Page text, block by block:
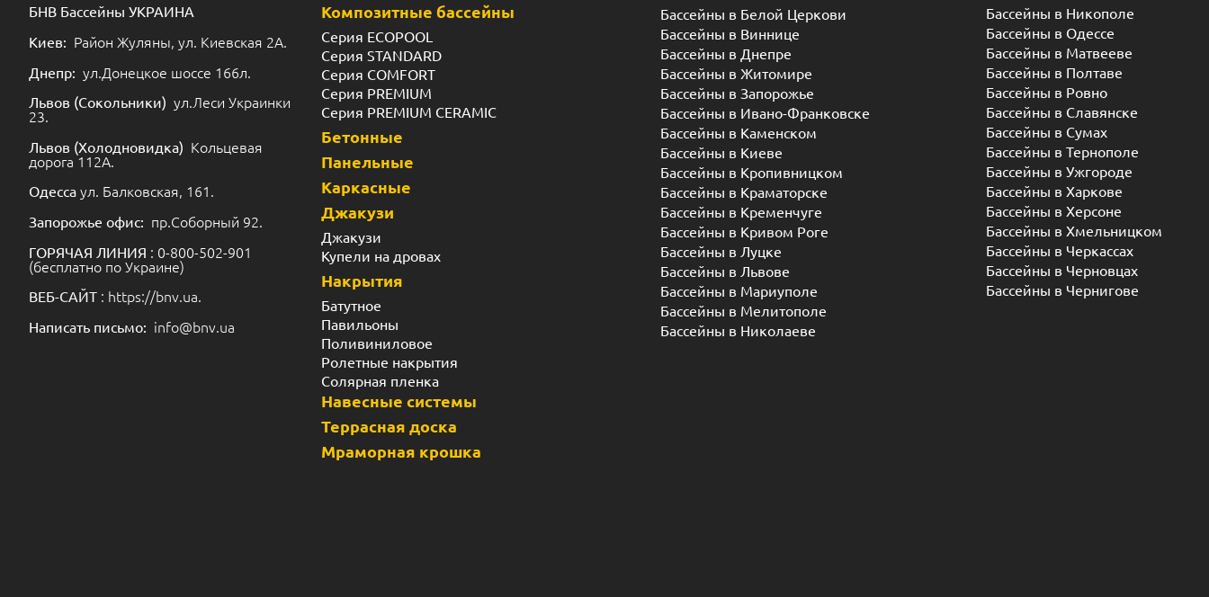
БНВ Бассейны УКРАИНА
Киев: Район Жуляны, ул. Киевская 2А.
Днепр: ул.Донецкое шоссе 166л.
Львов (Сокольники) ул.Леси Украинки
23.
Львов (Холодновидка) Кольцевая
дорога 112А.
Одесса ул. Балковская, 161.
Запорожье офис: пр.Соборный 92.
ГОРЯЧАЯ ЛИНИЯ : 0-800-502-901
(бесплатно по Украине)
ВЕБ-САЙТ : https://bnv.ua.
Написать письмо: info@bnv.ua
Композитные бассейны
Серия ECOPOOL
Серия STANDARD
Серия COMFORT
Серия PREMIUM
Серия PREMIUM CERAMIC
Бетонные
Панельные
Каркасные
Джакузи
Джакузи
Купели на дровах
Накрытия
Батутное
Павильоны
Поливиниловое
Ролетные накрытия
Солярная пленка
Навесные системы
Террасная доска
Мраморная крошка
Бассейны в Белой Церкови
Бассейны в Виннице
Бассейны в Днепре
Бассейны в Житомире
Бассейны в Запорожье
Бассейны в Ивано-Франковске
Бассейны в Каменском
Бассейны в Киеве
Бассейны в Кропивницком
Бассейны в Краматорске
Бассейны в Кременчуге
Бассейны в Кривом Роге
Бассейны в Луцке
Бассейны в Львове
Бассейны в Мариуполе
Бассейны в Мелитополе
Бассейны в Николаеве
Бассейны в Никополе
Бассейны в Одессе
Бассейны в Матвееве
Бассейны в Полтаве
Бассейны в Ровно
Бассейны в Славянске
Бассейны в Сумах
Бассейны в Тернополе
Бассейны в Ужгороде
Бассейны в Харкове
Бассейны в Херсоне
Бассейны в Хмельницком
Бассейны в Черкассах
Бассейны в Черновцах
Бассейны в Чернигове